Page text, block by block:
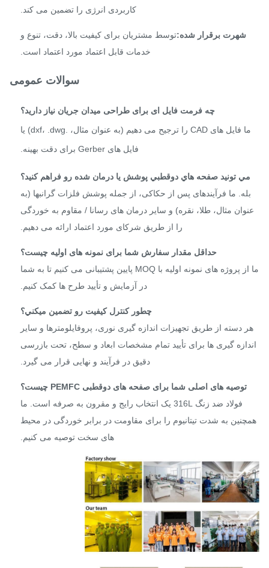
کاربردی انرژی را تضمین می کند.
شهرت برقرار شده: توسط مشتریان برای کیفیت بالا، دقت، تنوع و
خدمات قابل اعتماد مورد اعتماد است.
سوالات عمومی
چه فرمت فایل ای برای طراحی میدان جریان نیاز دارید؟
ما فایل های CAD را ترجیح می دهیم (به عنوان مثال، .dxf، .dwg) یا
فایل های Gerber برای دقت بهینه.
مي تونيد صفحه هاي دوقطبي پوشش يا درمان شده رو فراهم کنيد؟
ما فرآیندهای پس از حکاکی، از جمله پوشش فلزات گرانبها (به
مثال، طلا، نقره) و سایر درمان های رسانا / مقاوم به خوردگی
را از طریق شرکای مورد اعتماد ارائه می دهیم.
حداقل مقدار سفارش شما برای نمونه های اولیه چیست؟
ما از پروژه های نمونه اولیه با MOQ پایین پشتیبانی می کنیم تا به شما
در آزمایش و تأیید طرح ها کمک کنیم.
چطور کنترل کيفيت رو تضمین ميکني؟
دسته از طریق تجهیزات اندازه گیری نوری، پروفایلومترها و سایر
گیری ها برای تأیید تمام مشخصات ابعاد و سطح، تحت بازرسی
دقیق در فرآیند و نهایی قرار می گیرد.
توصیه های اصلی شما برای صفحه های دوقطبی PEMFC چیست؟
فولاد ضد زنگ 316L یک انتخاب رایج و مقرون به صرفه است. ما
به شدت تیتانیوم را برای مقاومت در برابر خوردگی در محیط
های سخت توصیه می کنیم.